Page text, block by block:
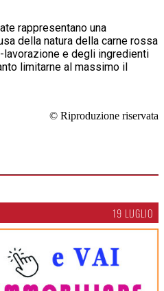
rappresentano una
della natura della carne rossa
e degli ingredienti
limitarne al massimo il
© Riproduzione riservata
19 LUGLIO